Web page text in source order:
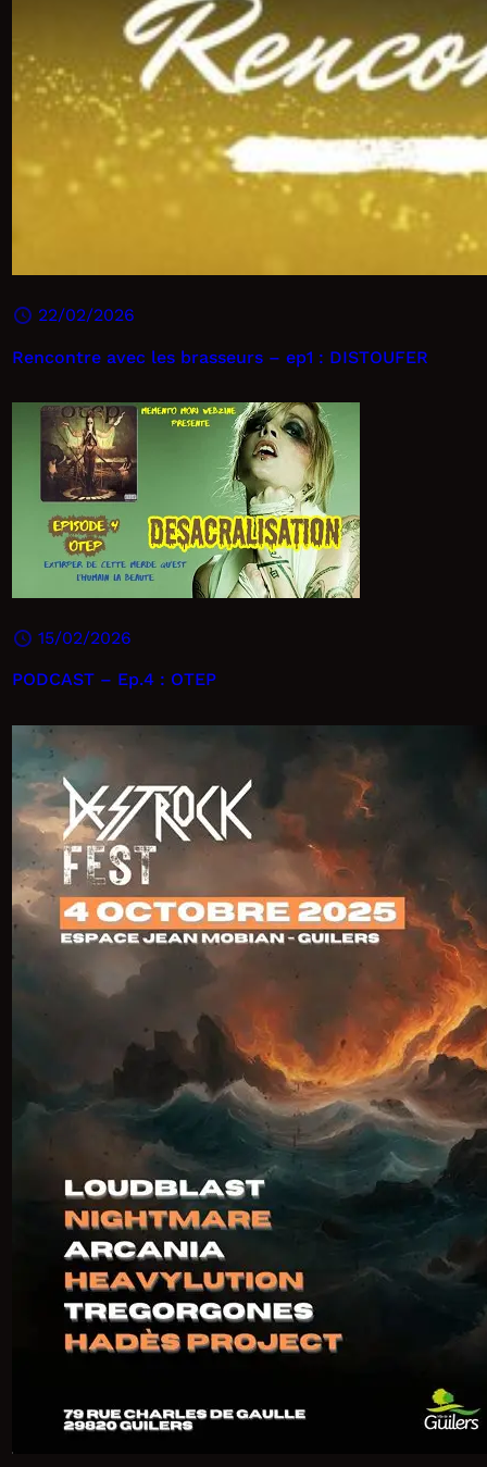
22/02/2026
Rencontre avec les brasseurs – ep1 : DISTOUFER
15/02/2026
PODCAST – Ep.4 : OTEP